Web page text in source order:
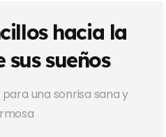
hacia la
sus sueños
una sonrisa sana y